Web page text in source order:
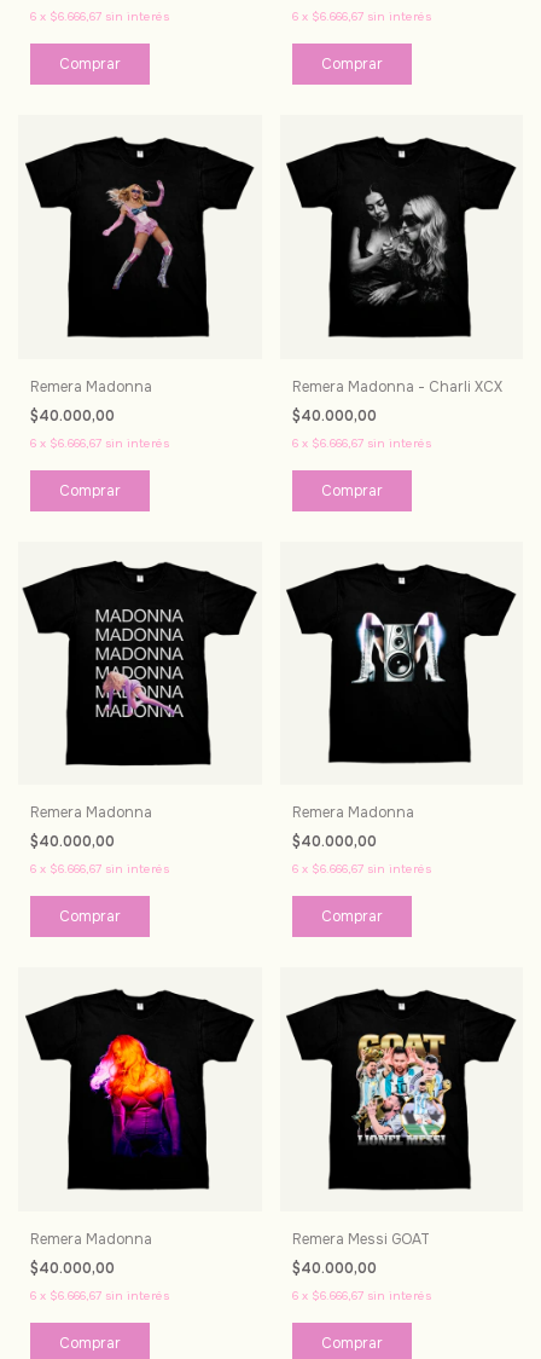
6 x $6.666,67 sin interés
Comprar
6 x $6.666,67 sin interés
Comprar
Remera Madonna
$40.000,00
6 x $6.666,67 sin interés
Comprar
Remera Madonna - Charli XCX
$40.000,00
6 x $6.666,67 sin interés
Comprar
Remera Madonna
$40.000,00
6 x $6.666,67 sin interés
Comprar
Remera Madonna
$40.000,00
6 x $6.666,67 sin interés
Comprar
Remera Madonna
$40.000,00
6 x $6.666,67 sin interés
Comprar
Remera Messi GOAT
$40.000,00
6 x $6.666,67 sin interés
Comprar